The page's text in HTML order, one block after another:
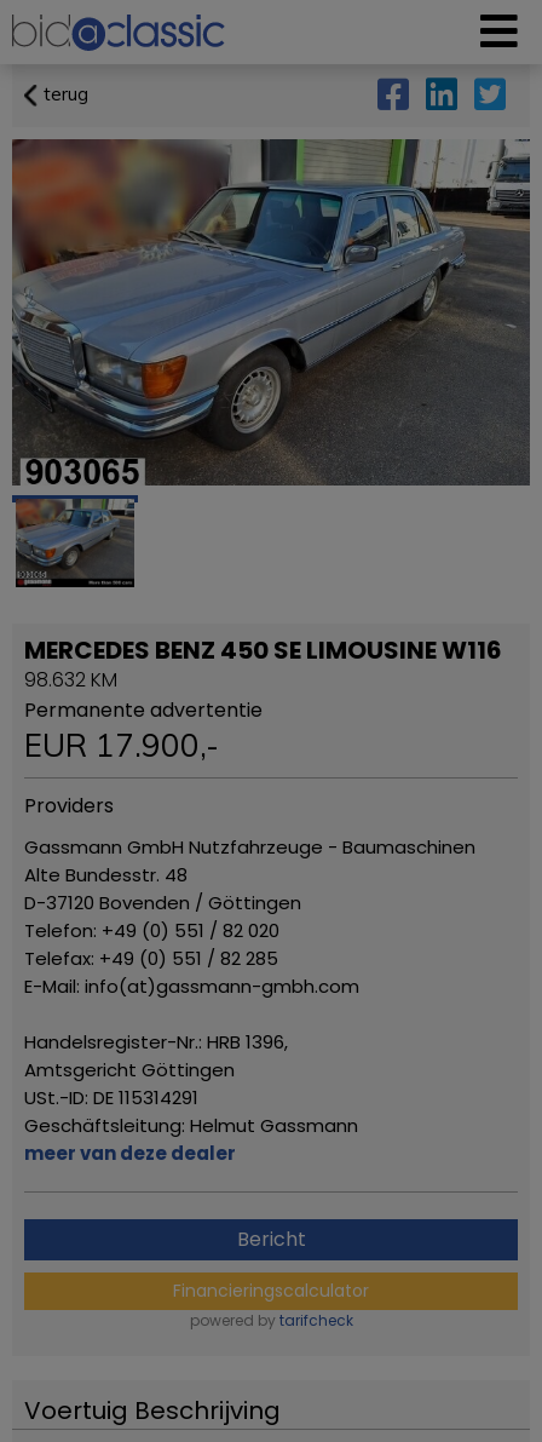
terug
MERCEDES BENZ 450 SE LIMOUSINE W116
98.632 KM
Permanente advertentie
EUR 17.900,-
Providers
Gassmann GmbH Nutzfahrzeuge - Baumaschinen
Alte Bundesstr. 48
D-37120 Bovenden / Göttingen
Telefon: +49 (0) 551 / 82 020
Telefax: +49 (0) 551 / 82 285
E-Mail: info(at)gassmann-gmbh.com
Handelsregister-Nr.: HRB 1396,
Amtsgericht Göttingen
USt.-ID: DE 115314291
Geschäftsleitung: Helmut Gassmann
meer van deze dealer
Bericht
Financieringscalculator
powered by tarifcheck
Voertuig Beschrijving